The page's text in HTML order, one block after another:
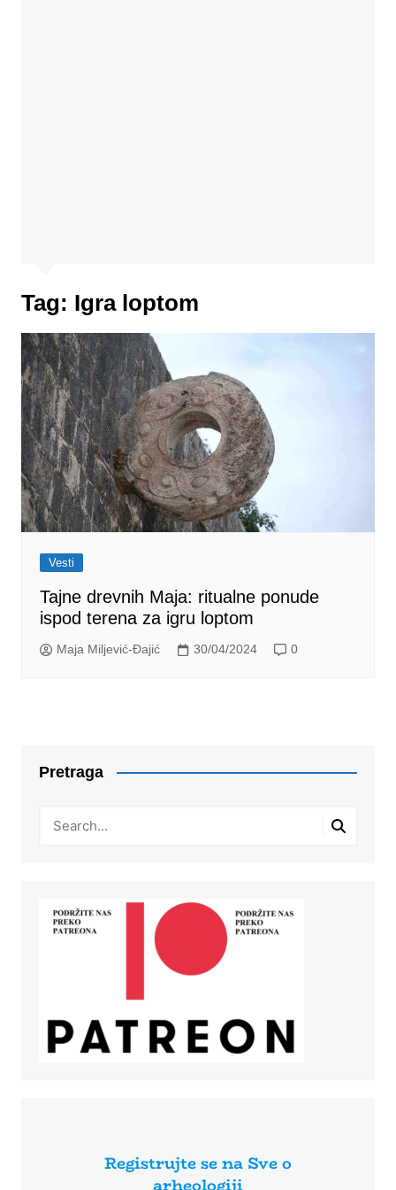
Tag: Igra loptom
Vesti
Tajne drevnih Maja: ritualne ponude
ispod terena za igru loptom
Maja Miljević-Đajić 30/04/2024 0
Pretraga
Registrujte se na Sve o